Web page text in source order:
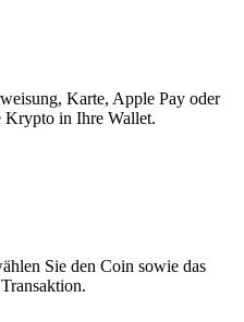
Karte, Apple Pay oder
Krypto in Ihre Wallet.
Sie den Coin sowie das